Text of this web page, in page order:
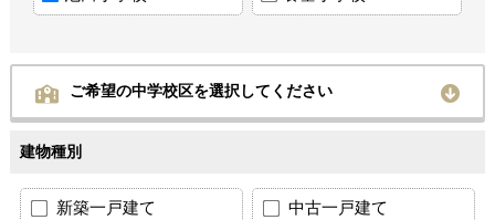
ご希望の中学校区を選択してください
建物種別
新築一戸建て 中古一戸建て